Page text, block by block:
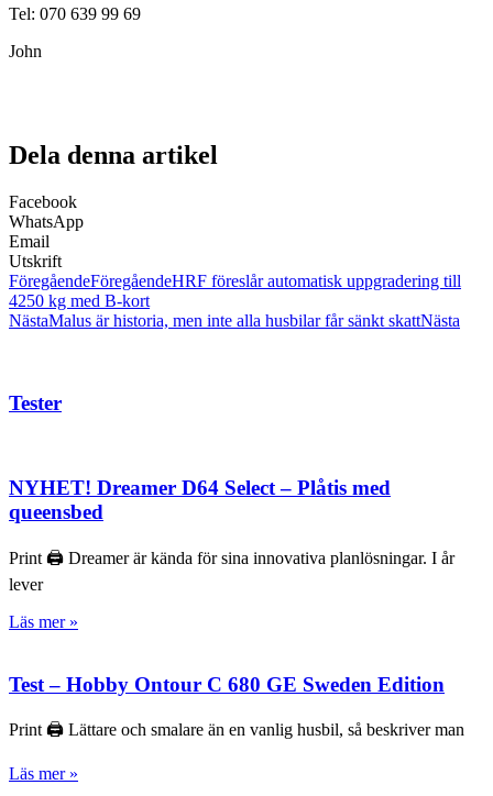
Tel: 070 639 99 69
John
Dela denna artikel
Facebook
WhatsApp
Email
Utskrift
FöregåendeFöregåendeHRF föreslår automatisk uppgradering till
4250 kg med B-kort
NästaMalus är historia, men inte alla husbilar får sänkt skattNästa
Tester
NYHET! Dreamer D64 Select – Plåtis med
queensbed
Print 🖨 Dreamer är kända för sina innovativa planlösningar. I år
lever
Läs mer »
Test – Hobby Ontour C 680 GE Sweden Edition
Print 🖨 Lättare och smalare än en vanlig husbil, så beskriver man
Läs mer »